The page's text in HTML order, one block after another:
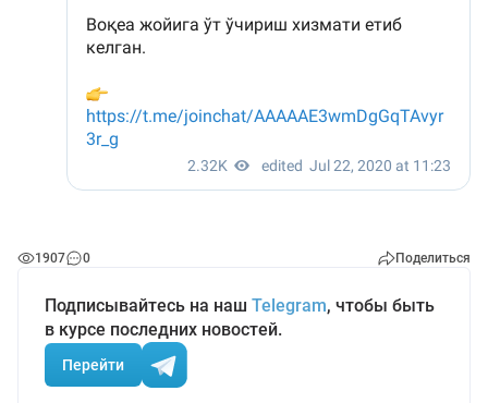
1907 0 Поделиться
Подписывайтесь на наш Telegram, чтобы быть
в курсе последних новостей.
Перейти